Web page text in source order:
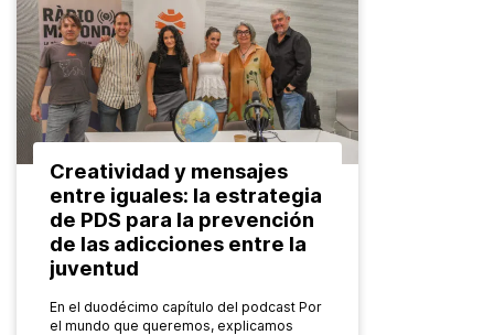
Creatividad y mensajes
entre iguales: la estrategia
de PDS para la prevención
de las adicciones entre la
juventud
En el duodécimo capítulo del podcast Por
el mundo que queremos, explicamos